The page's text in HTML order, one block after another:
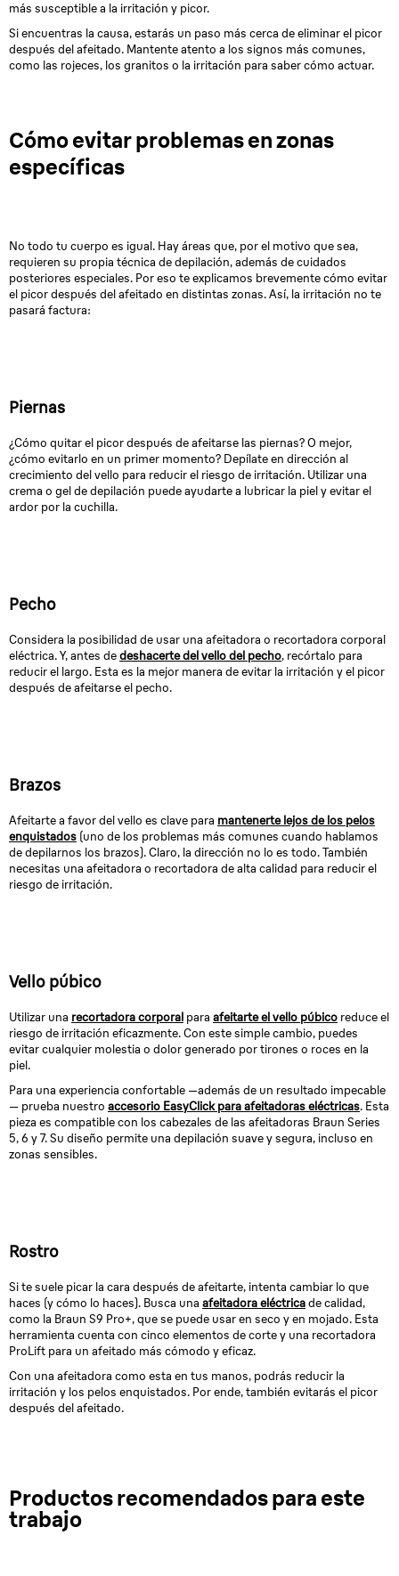
más susceptible a la irritación y picor.
Si encuentras la causa, estarás un paso más cerca de eliminar el picor
después del afeitado. Mantente atento a los signos más comunes,
como las rojeces, los granitos o la irritación para saber cómo actuar.
Cómo evitar problemas en zonas
específicas
No todo tu cuerpo es igual. Hay áreas que, por el motivo que sea,
requieren su propia técnica de depilación, además de cuidados
posteriores especiales. Por eso te explicamos brevemente cómo evitar
el picor después del afeitado en distintas zonas. Así, la irritación no te
pasará factura:
Piernas
¿Cómo quitar el picor después de afeitarse las piernas? O mejor,
¿cómo evitarlo en un primer momento? Depílate en dirección al
crecimiento del vello para reducir el riesgo de irritación. Utilizar una
crema o gel de depilación puede ayudarte a lubricar la piel y evitar el
ardor por la cuchilla.
Pecho
Considera la posibilidad de usar una afeitadora o recortadora corporal
eléctrica. Y, antes dedeshacerte del vello del pecho, recórtalo para
reducir el largo. Esta es la mejor manera de evitar la irritación y el picor
después de afeitarse el pecho.
Brazos
Afeitarte a favor del vello es clave para mantenerte lejos de los pelos
enquistados (uno de los problemas más comunes cuando hablamos
de depilarnos los brazos). Claro, la dirección no lo es todo. También
necesitas una afeitadora o recortadora de alta calidad para reducir el
riesgo de irritación.
Vello púbico
Utilizar una recortadora corporal para afeitarte el vello púbico reduce el
riesgo de irritación eficazmente. Con este simple cambio, puedes
evitar cualquier molestia o dolor generado por tirones o roces en la
piel.
Para una experiencia confortable —además de un resultado impecable
— prueba nuestro accesorio EasyClick para afeitadoras eléctricas. Esta
pieza es compatible con los cabezales de las afeitadoras Braun Series
5, 6 y 7. Su diseño permite una depilación suave y segura, incluso en
zonas sensibles.
Rostro
Si te suele picar la cara después de afeitarte, intenta cambiar lo que
haces (y cómo lo haces). Busca una afeitadora eléctricade calidad,
como la Braun S9 Pro+, que se puede usar en seco y en mojado. Esta
herramienta cuenta con cinco elementos de corte y una recortadora
ProLift para un afeitado más cómodo y eficaz.
Con una afeitadora como esta en tus manos, podrás reducir la
irritación y los pelos enquistados. Por ende, también evitarás el picor
después del afeitado.
Productos recomendados para este
trabajo